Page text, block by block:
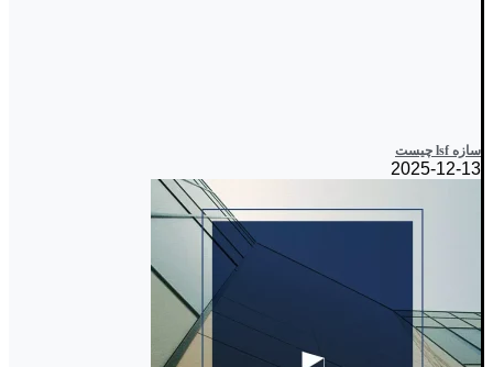
سازه lsf چیست
2025-12-13